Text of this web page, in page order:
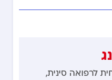
לרפואה סינית,